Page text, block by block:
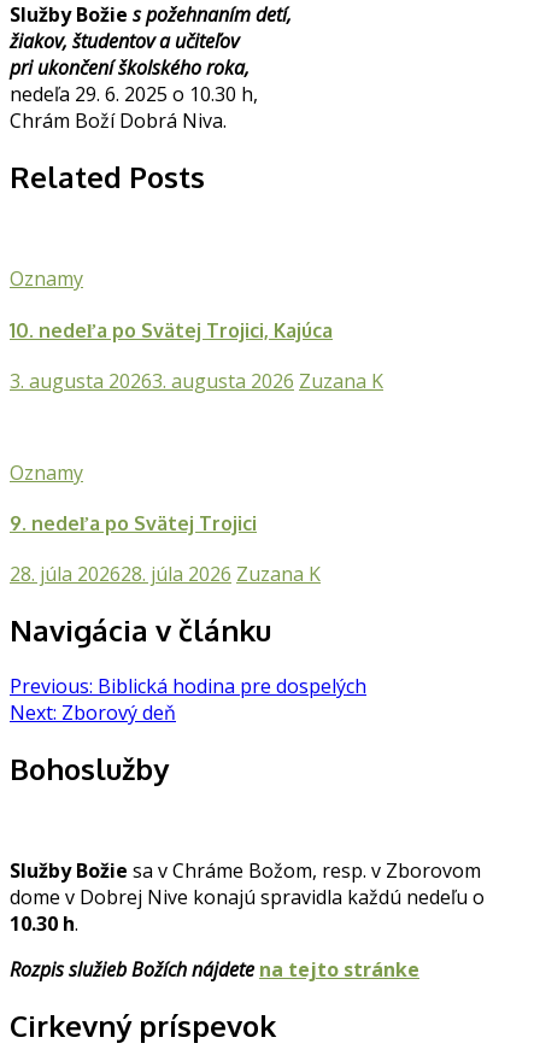
Služby Božie s požehnaním detí,
žiakov, študentov a učiteľov
pri ukončení školského roka,
nedeľa 29. 6. 2025 o 10.30 h,
Chrám Boží Dobrá Niva.
Related Posts
Oznamy
10. nedeľa po Svätej Trojici, Kajúca
3. augusta 20263. augusta 2026 Zuzana K
Oznamy
9. nedeľa po Svätej Trojici
28. júla 202628. júla 2026 Zuzana K
Navigácia v článku
Previous: Biblická hodina pre dospelých
Next: Zborový deň
Bohoslužby
Služby Božie sa v Chráme Božom, resp. v Zborovom
dome v Dobrej Nive konajú spravidla každú nedeľu o
10.30 h.
Rozpis služieb Božích nájdete na tejto stránke
Cirkevný príspevok